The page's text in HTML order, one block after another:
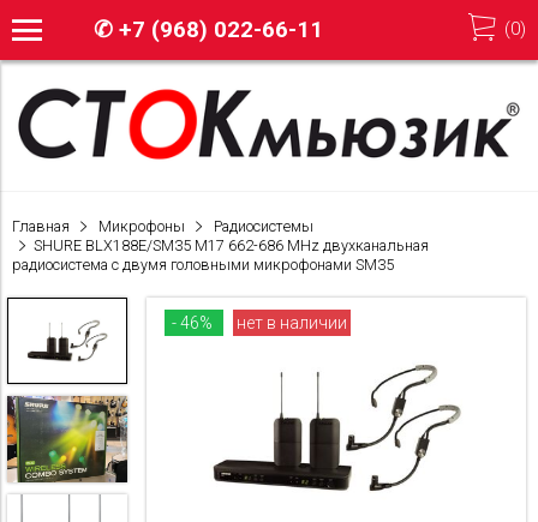
✆ +7 (968) 022-66-11 (0)
Главная Микрофоны
Радиосистемы
SHURE BLX188E/SM35 M17 662-686 MHz двухканальная
радиосистема с двумя головными микрофонами SM35
- 46% нет в наличии